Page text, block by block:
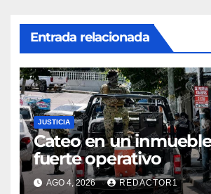
Entrada relacionada
JUSTICIA
Cateo en un
fuerte operativo
AGO 4, 2026 REDACTOR1